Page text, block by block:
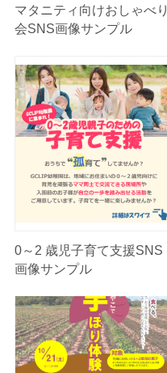
マタニティ向けおしゃべり
会SNS画像サンプル
0～2 歳児子育て支援SNS
画像サンプル